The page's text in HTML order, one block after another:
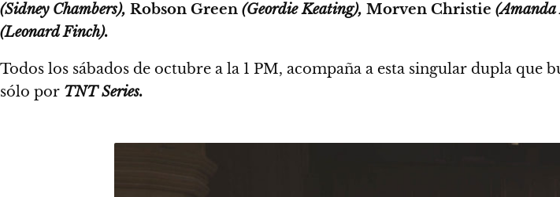
(Sidney Chambers), Robson Green (Geordie Keating), Morven Christie (Amanda
(Leonard Finch).
Todos los sábados de octubre a la 1 PM, acompaña a esta singular dupla que
sólo por TNT Series.